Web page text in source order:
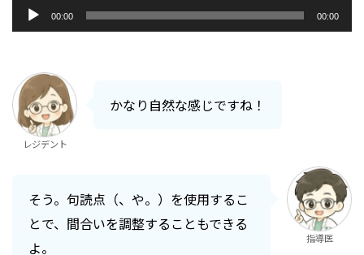
声
ー
ヤ
ー
00:00 00:00
レジデント
かなり自然な感じですね！
そう。句読点（、や。）を使用するこ
とで、間合いを調整することもできる
よ。
指導医